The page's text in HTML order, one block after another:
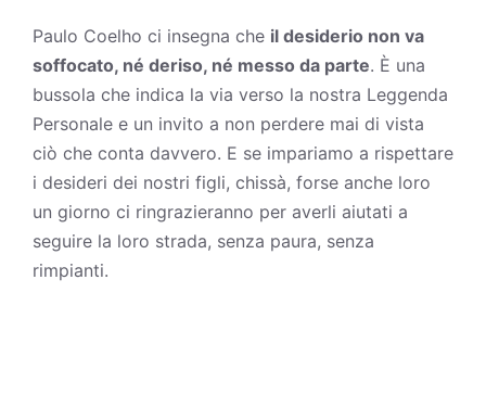
Paulo Coelho ci insegna che il desiderio non va
soffocato, né deriso, né messo da parte. È una
bussola che indica la via verso la nostra Leggenda
Personale e un invito a non perdere mai di vista
ciò che conta davvero. E se impariamo a rispettare
i desideri dei nostri figli, chissà, forse anche loro
un giorno ci ringrazieranno per averli aiutati a
seguire la loro strada, senza paura, senza
rimpianti.